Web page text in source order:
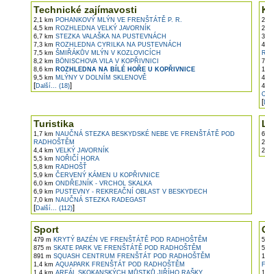
Technické zajímavosti
2,1 km POHANKOVÝ MLÝN VE FRENŠTÁTĚ P. R.
4,5 km ROZHLEDNA VELKÝ JAVORNÍK
6,7 km STEZKA VALAŠKA NA PUSTEVNÁCH
7,3 km ROZHLEDNA CYRILKA NA PUSTEVNÁCH
7,5 km ŠMIŘÁKŮV MLÝN V KOZLOVICÍCH
8,2 km BÖNISCHOVA VILA V KOPŘIVNICI
8,6 km ROZHLEDNA NA BÍLÉ HOŘE U KOPŘIVNICE
9,5 km MLÝNY V DOLNÍM SKLENOVĚ
[Další... (18)]
[
Turistika
1,7 km NAUČNÁ STEZKA BESKYDSKÉ NEBE VE FRENŠTÁTĚ POD
RADHOŠTĚM
4,4 km VELKÝ JAVORNÍK
5,5 km NOŘIČÍ HORA
5,8 km RADHOŠŤ
5,9 km ČERVENÝ KÁMEN U KOPŘIVNICE
6,0 km ONDŘEJNÍK - VRCHOL SKALKA
6,9 km PUSTEVNY - REKREAČNÍ OBLAST V BESKYDECH
7,0 km NAUČNÁ STEZKA RADEGAST
[Další... (112)]
Sport
479 m KRYTÝ BAZÉN VE FRENŠTÁTĚ POD RADHOŠTĚM
875 m SKATE PARK VE FRENŠTÁTĚ POD RADHOŠTĚM
891 m SQUASH CENTRUM FRENŠTÁT POD RADHOŠTĚM
1,4 km AQUAPARK FRENŠTÁT POD RADHOŠTĚM
1,4 km AREÁL SKOKANSKÝCH MŮSTKŮ JIŘÍHO RAŠKY